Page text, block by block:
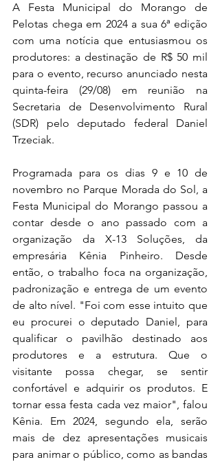
A Festa Municipal do Morango de
Pelotas chega em 2024 a sua 6ª edição
com uma notícia que entusiasmou os
produtores: a destinação de R$ 50 mil
para o evento, recurso anunciado nesta
quinta-feira (29/08) em reunião na
Secretaria de Desenvolvimento Rural
(SDR) pelo deputado federal Daniel
Trzeciak.
Programada para os dias 9 e 10 de
novembro no Parque Morada do Sol, a
Festa Municipal do Morango passou a
contar desde o ano passado com a
organização da X-13 Soluções, da
empresária Kênia Pinheiro. Desde
então, o trabalho foca na organização,
padronização e entrega de um evento
de alto nível. "Foi com esse intuito que
eu procurei o deputado Daniel, para
qualificar o pavilhão destinado aos
produtores e a estrutura. Que o
visitante possa chegar, se sentir
confortável e adquirir os produtos. E
tornar essa festa cada vez maior", falou
Kênia. Em 2024, segundo ela, serão
mais de dez apresentações musicais
para animar o público, como as bandas